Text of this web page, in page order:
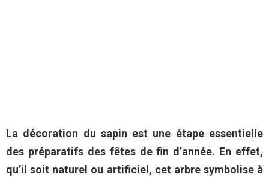
La décoration du sapin est une étape essentielle
des préparatifs des fêtes de fin d’année. En effet,
qu’il soit naturel ou artificiel, cet arbre symbolise à